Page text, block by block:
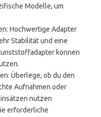
Modelle, um
Hochwertige Adapter
Stabilität und eine
können
Überlege, ob du den
Aufnahmen oder
nutzen
erforderliche